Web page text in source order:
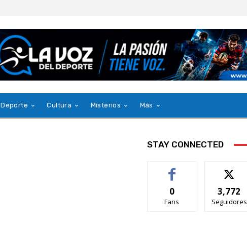
Deporte Cultura Misterios Más
STAY CONNECTED
0
Fans
3,772
Seguidores